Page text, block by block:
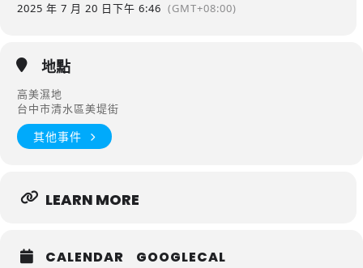
2025 年 7 月 20 日下午 6:46 (GMT+08:00)
地點
高美濕地
台中市清水區美堤街
其他事件
LEARN MORE
CALENDAR GOOGLECAL